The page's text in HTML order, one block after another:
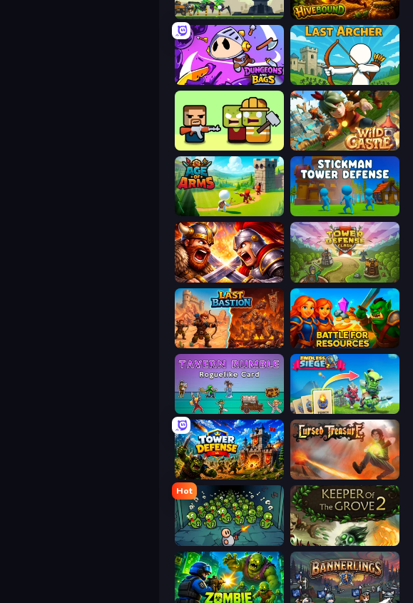
Iron Towers Alliance Hivebound
Dungeons and Bags Last Archer
Zombie Horde: Build & Survive Wild Castle TD: Grow Empire
Age Of Arms
Fall of the King Tower Defense Clash
Last Bastion Battle for Resources
Tavern Rumble: Roguelike Card Endless Siege 2
Tower Defense Cursed Treasure
Hot
Base Defence Keeper of the Grove 2